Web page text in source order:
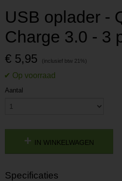
USB oplader -
Charge 3.0 - 3
€ 5,95
Aantal
IN WINKELWAGEN
Specificaties